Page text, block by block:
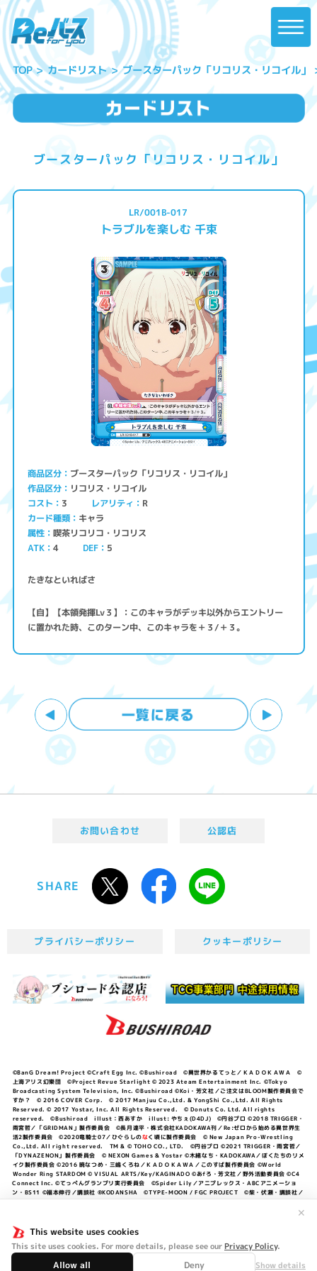
This website uses cookies
This site uses cookies. For more details, please see our Privacy Policy.
Allow all Deny Show details
✕
TOP カードリスト ブースターパック「リコリス・リコイル」
ブースターパック「リコリス・リコイル」
LR/001B-017
トラブルを楽しむ 千束
商品区分 ブースターパック「リコリス・リコイル」
作品区分 リコリス・リコイル
コスト 3 レアリティ R
カード種類 キャラ
属性 喫茶リコリコ・リコリス
ATK 4 DEF 5
たきなといればさ
【自】【本領発揮Lv３】：このキャラがデッキ以外からエントリー
に置かれた時、このターン中、このキャラを＋３/＋３。
お問い合わせ 公認店
SHARE
プライバシーポリシー クッキーポリシー
©BanG Dream! Project ©Craft Egg Inc. ©Bushiroad ©異世界かるてっと／ＫＡＤＯＫＡＷＡ ©
上海アリス幻樂団 ©Project Revue Starlight © 2023 Ateam Entertainment Inc. ©Tokyo
Broadcasting System Television, Inc. ©Bushiroad ©Koi・芳文社／ご注文はBLOOM製作委員会で
すか？ © 2016 COVER Corp. © 2017 Manjuu Co.,Ltd. & YongShi Co.,Ltd. All Rights
Reserved. © 2017 Yostar, Inc. All Rights Reserved. © Donuts Co. Ltd. All rights
reserved. ©Bushiroad illust：西あすか illust: やちぇ(D4DJ) ©円谷プロ ©2018 TRIGGER・
雨宮哲／「GRIDMAN」製作委員会 ©長月達平・株式会社KADOKAWA刊／Re:ゼロから始める異世界生
活2製作委員会 ©2020竜騎士07／ひぐらしのなく頃に製作委員会 © New Japan Pro-Wrestling
Co.,Ltd. All right reserved. TM & © TOHO CO., LTD. ©円谷プロ ©2021 TRIGGER・雨宮哲／
「DYNAZENON」製作委員会 © NEXON Games & Yostar ©木緒なち・KADOKAWA／ぼくたちのリメ
イク製作委員会 ©2016 暁なつめ・三嶋くろね／ＫＡＤＯＫＡＷＡ／このすば製作委員会 ©World
Wonder Ring STARDOM © VISUAL ARTS/Key/KAGINADO ©あfろ・芳文社／野外活動委員会 ©C4
Connect Inc. ©てっぺんグランプリ実行委員会 ©Spider Lily／アニプレックス・ABCアニメーショ
ン・BS11 ©福本伸行／講談社 ®KODANSHA ©TYPE-MOON / FGC PROJECT ©柴・伏瀬・講談社／
©中村力斗・野澤ゆき子／集英社・君のことが大大大大大好きな製作委員会 ©IIS-P／ぽんのみち製作委
員会 ©円谷プロ ©2023 TRIGGER・雨宮哲／「劇場版グリッドマンユニバース」製作委員会 © NEXON
Games／アビドス商店街 ©プロジェクトラブライブ！蓮ノ空女学院スクールアイドルクラブ ©「勇気爆
発バーンブレイバーン」製作委員会